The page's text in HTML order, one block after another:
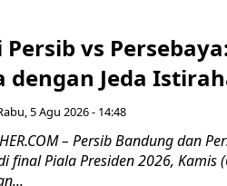
Persib vs
dengan Jeda
5 Agu 2026 - 14:48
– Persib Bandung dan
final Piala Presiden 2026, Kamis